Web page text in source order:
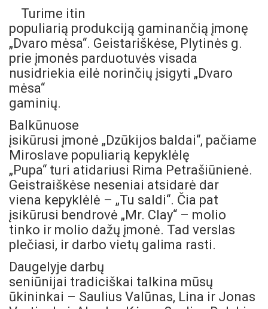
Turime itin
populiarią produkciją gaminančią įmonę
„Dvaro mėsa“. Geistariškėse, Plytinės g.
prie įmonės parduotuvės visada
nusidriekia eilė norinčių įsigyti „Dvaro
mėsa“
gaminių.
Balkūnuose
įsikūrusi įmonė „Dzūkijos baldai“, pačiame
Miroslave populiarią kepyklėlę
„Pupa“ turi atidariusi Rima Petrašiūnienė.
Geistraiškėse neseniai atsidarė dar
viena kepyklėlė – „Tu saldi“. Čia pat
įsikūrusi bendrovė „Mr. Clay“ – molio
tinko ir molio dažų įmonė. Tad verslas
plečiasi, ir darbo vietų galima rasti.
Daugelyje darbų
seniūnijai tradiciškai talkina mūsų
ūkininkai – Saulius Valūnas, Lina ir Jonas